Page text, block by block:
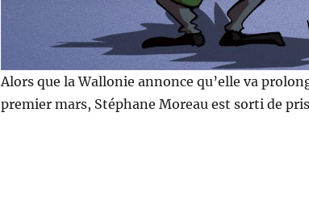
Alors que la Wallonie annonce qu’elle va
premier mars, Stéphane Moreau est sorti de